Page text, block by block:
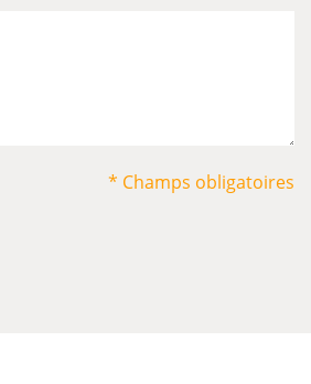
* Champs obligatoires